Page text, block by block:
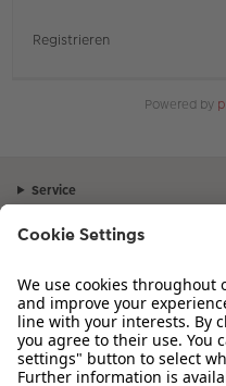
Registrieren
Powered by
Service
Sortiment